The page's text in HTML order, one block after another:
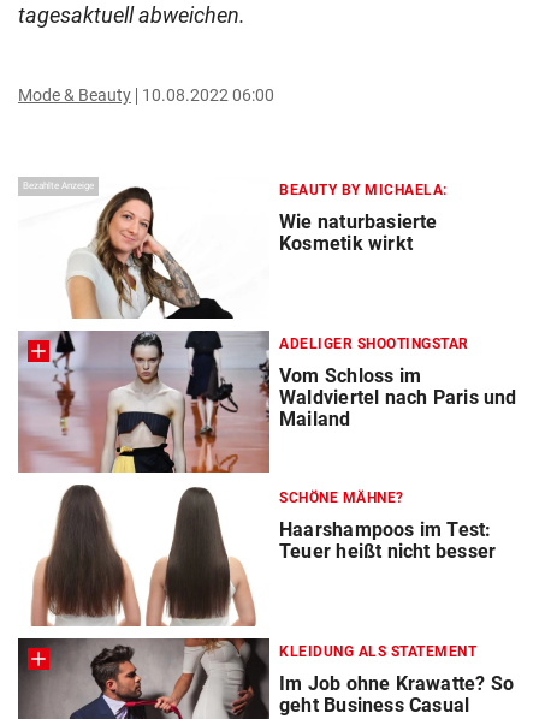
tagesaktuell abweichen.
Mode & Beauty 10.08.2022 06:00
Bezahlte Anzeige BEAUTY BY MICHAELA:
Wie naturbasierte
Kosmetik wirkt
ADELIGER SHOOTINGSTAR
Vom Schloss im
Waldviertel nach Paris und
Mailand
SCHÖNE MÄHNE?
Haarshampoos im Test:
Teuer heißt nicht besser
KLEIDUNG ALS STATEMENT
Im Job ohne Krawatte? So
geht Business Casual